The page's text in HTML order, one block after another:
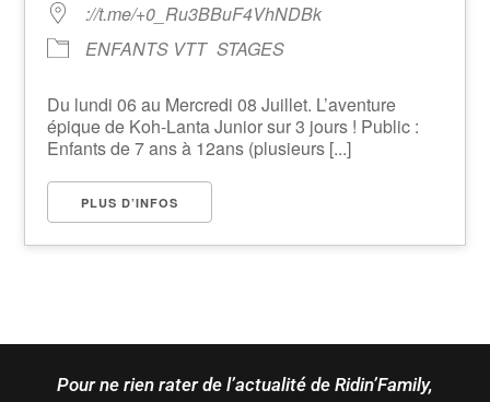
://t.me/+0_Ru3BBuF4VhNDBk
ENFANTS VTT STAGES
Du lundi 06 au Mercredi 08 Juillet. L’aventure
épique de Koh-Lanta Junior sur 3 jours ! Public :
Enfants de 7 ans à 12ans (plusieurs [...]
PLUS D’INFOS
Pour ne rien rater de l’actualité de Ridin’Family,